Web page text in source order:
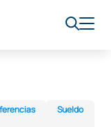
Sueldo